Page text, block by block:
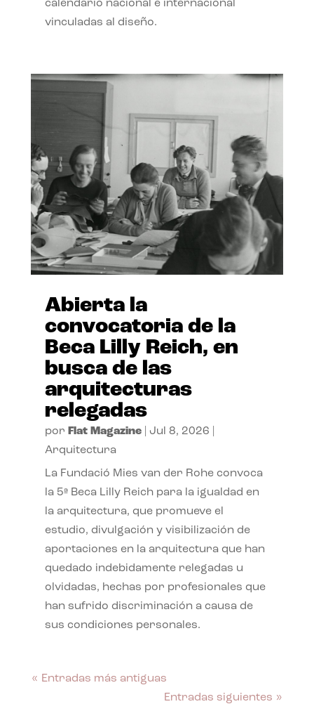
calendario nacional e internacional
vinculadas al diseño.
Abierta la
convocatoria de la
Beca Lilly Reich, en
busca de las
arquitecturas
relegadas
por Flat Magazine| Jul 8, 2026
Arquitectura
La Fundació Mies van der Rohe convoca
la 5ª Beca Lilly Reich para la igualdad en
la arquitectura, que promueve el
estudio, divulgación y visibilización de
aportaciones en la arquitectura que han
quedado indebidamente relegadas u
olvidadas, hechas por profesionales que
han sufrido discriminación a causa de
sus condiciones personales.
« Entradas más antiguas
Entradas siguientes »